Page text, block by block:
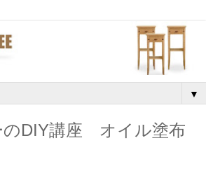
▼
のDIY講座 オイル塗布